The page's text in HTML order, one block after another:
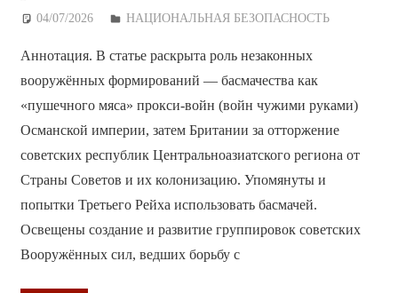
04/07/2026 Дежурный по Редакции
НАЦИОНАЛЬНАЯ БЕЗОПАСНОСТЬ
Аннотация. В статье раскрыта роль незаконных
вооружённых формирований — басмачества как
«пушечного мяса» прокси-войн (войн чужими руками)
Османской империи, затем Британии за отторжение
советских республик Центральноазиатского региона от
Страны Советов и их колонизацию. Упомянуты и
попытки Третьего Рейха использовать басмачей.
Освещены создание и развитие группировок советских
Вооружённых сил, ведших борьбу с